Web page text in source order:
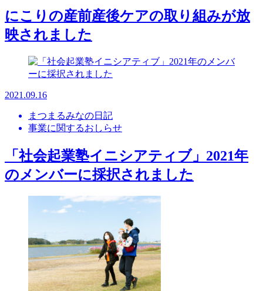
にこりの産前産後ケアの取り組みが放
映されました
2021.09.16
まつまるみなの日記
事業に関するおしらせ
「社会起業塾イニシアティブ」2021年
のメンバーに採択されました